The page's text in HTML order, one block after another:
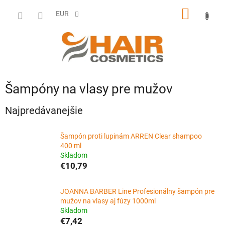
EUR
Šampóny na vlasy pre mužov
Najpredávanejšie
Šampón proti lupinám ARREN Clear shampoo
400 ml
Skladom
€10,79
JOANNA BARBER Line Profesionálny šampón pre
mužov na vlasy aj fúzy 1000ml
Skladom
€7,42